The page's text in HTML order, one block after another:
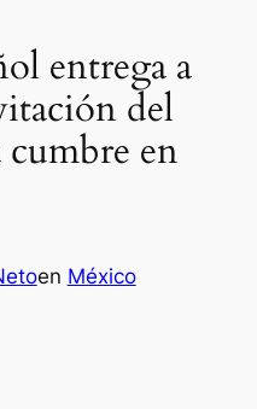
entrega a
del
en
en México